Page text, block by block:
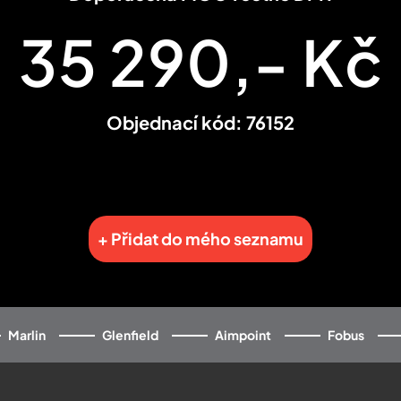
35 290,- Kč
Objednací kód: 76152
+ Přidat do mého seznamu
Marlin Glenfield Aimpoint Fobus